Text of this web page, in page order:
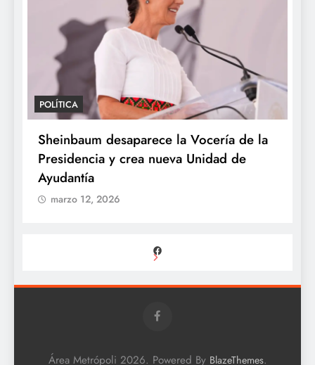
POLÍTICA
Sheinbaum desaparece la Vocería de la
Presidencia y crea nueva Unidad de
Ayudantía
marzo 12, 2026
Área Metrópoli 2026. Powered By BlazeThemes.